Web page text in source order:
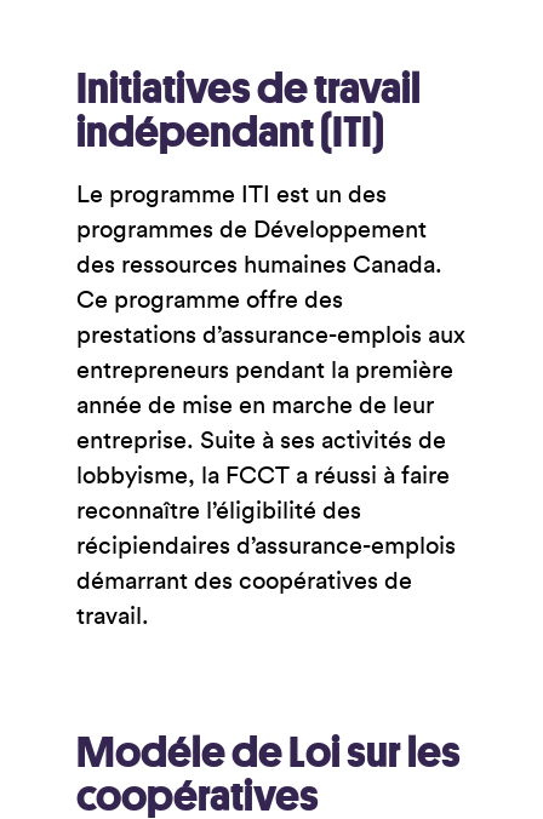
Initiatives de travail
indépendant (ITI)
Le programme ITI est un des
programmes de Développement
des ressources humaines Canada.
Ce programme offre des
prestations d’assurance-emplois aux
entrepreneurs pendant la première
année de mise en marche de leur
entreprise. Suite à ses activités de
lobbyisme, la FCCT a réussi à faire
reconnaître l’éligibilité des
récipiendaires d’assurance-emplois
démarrant des coopératives de
travail.
Modéle de Loi sur les
coopératives